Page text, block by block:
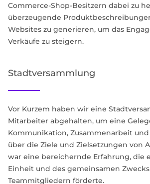
Commerce-Shop-Besitzern dabei zu
überzeugende
Websites zu generieren, um das
Verkäufe zu steigern.
Stadtversammlung
Vor Kurzem haben wir eine
Mitarbeiter abgehalten, um eine
Kommunikation, Zusammenarbeit
über die Ziele und Zielsetzungen von
war eine bereichernde Erfahrung, die
Einheit und des gemeinsamen
Teammitgliedern förderte.